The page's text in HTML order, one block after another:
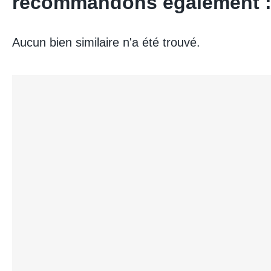
Aucun bien similaire n'a été trouvé.